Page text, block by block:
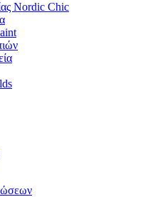
Nordic Chic